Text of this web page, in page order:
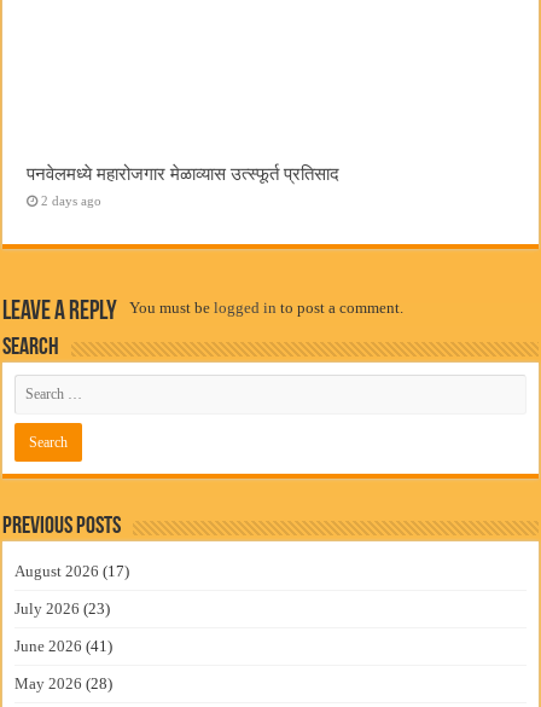
पनवेलमध्ये महारोजगार मेळाव्यास उत्स्फूर्त प्रतिसाद
2 days ago
Leave a Reply You must belogged in to post a comment.
Search
Previous Posts
August 2026 (17)
July 2026 (23)
June 2026 (41)
May 2026 (28)